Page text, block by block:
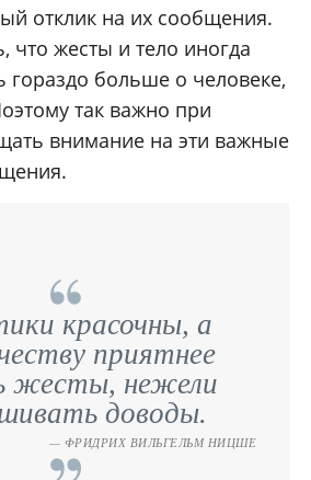
отклик на их сообщения.
что жесты и тело иногда
гораздо больше о человеке,
так важно при
внимание на эти важные
красочны, а
приятнее
жесты, нежели
доводы.
ФРИДРИХ ВИЛЬГЕЛЬМ НИЦШЕ